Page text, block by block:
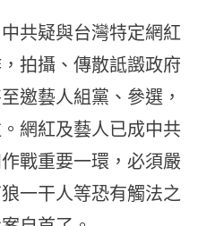
共疑與台灣特定網紅
拍攝、傳散詆譭政府
邀藝人組黨、參選，
網紅及藝人已成中共
戰重要一環，必須嚴
一干人等恐有觸法之